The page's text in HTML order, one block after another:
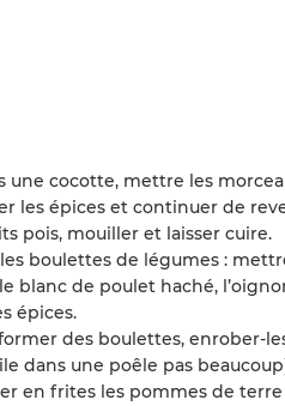
une cocotte, mettre les
les épices et continuer de
pois, mouiller et laisser cuire.
boulettes de légumes :
blanc de poulet haché,
épices.
des boulettes, enrober-
dans une poêle pas
en frites les pommes de